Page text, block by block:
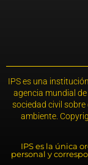
IPS es una
agencia mundial
sociedad civil
ambiente.
IPS es la única
personal y